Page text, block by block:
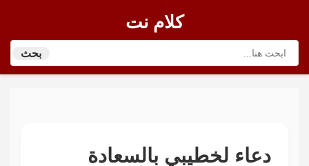
كلام نت
بحث
دعاء لخطيبي بالسعادة